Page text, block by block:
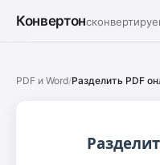
Конвертон
PDF и Word/Разделить PDF